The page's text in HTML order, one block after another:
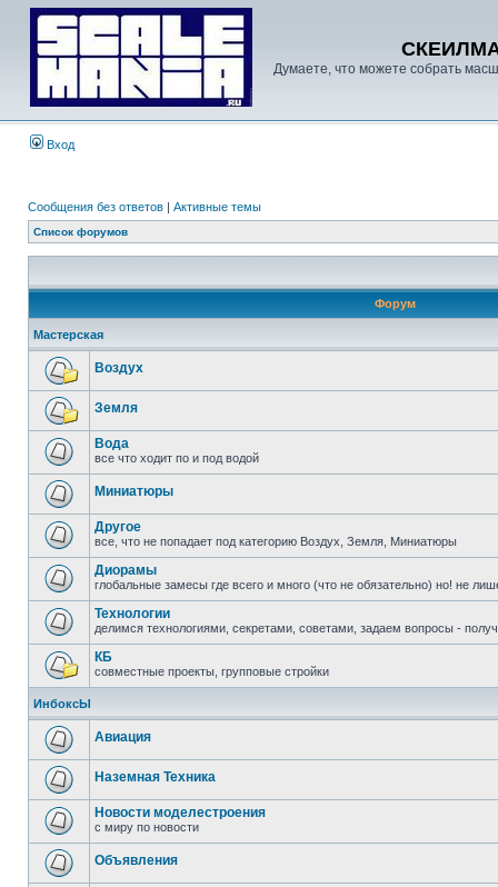
Думаете, что можете собрать
Вход
Сообщения без ответов | Активные темы
Список форумов
Форум
Мастерская
Воздух
Земля
Вода
все что ходит по и под водой
Миниатюры
Другое
все, что не попадает под категорию Воздух, Земля, Миниатюры
Диорамы
глобальные замесы где всего и много (что не обязательно) но! не
Технологии
делимся технологиями, секретами, советами, задаем вопросы -
КБ
совместные проекты, групповые стройки
ИнбоксЫ
Авиация
Наземная Техника
Новости моделестроения
с миру по новости
Объявления